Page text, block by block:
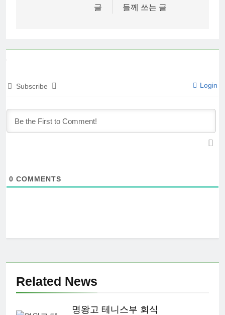
글
들께 쓰는 글
Subscribe Login
0 COMMENTS
Related News
명왕고 테니스부 회식